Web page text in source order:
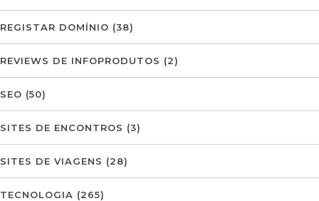
REGISTAR DOMÍNIO (38)
REVIEWS DE INFOPRODUTOS (2)
SEO (50)
SITES DE ENCONTROS (3)
SITES DE VIAGENS (28)
TECNOLOGIA (265)